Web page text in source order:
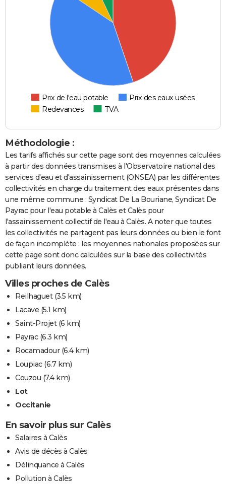
Prix de l'eau potable
Prix des eaux usées
Redevances
TVA
Méthodologie :
Les tarifs affichés sur cette page sont des moyennes calculées
à partir des données transmises à l'Observatoire national des
services d'eau et d'assainissement (ONSEA) par les différentes
collectivités en charge du traitement des eaux présentes dans
une même commune : Syndicat De La Bouriane, Syndicat De
Payrac pour l'eau potable à Calès et Calès pour
l'assainissement collectif de l'eau à Calès. A noter que toutes
les collectivités ne partagent pas leurs données ou bien le font
de façon incomplète : les moyennes nationales proposées sur
cette page sont donc calculées sur la base des collectivités
publiant leurs données.
Villes proches de Calès
Reilhaguet(3.5 km)
Lacave (5.1 km)
Saint-Projet(6 km)
Payrac(6.3 km)
Rocamadour(6.4 km)
Loupiac(6.7 km)
Couzou (7.4 km)
Lot
Occitanie
En savoir plus sur Calès
Salaires à Calès
Avis de décès à Calès
Délinquance à Calès
Pollution à Calès